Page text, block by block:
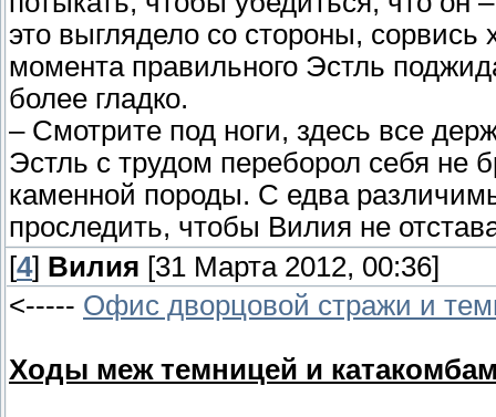
это выглядело со стороны,
момента правильного Эстль
более гладко.
– Смотрите под ноги, здесь все
Эстль с трудом переборол себя не
каменной породы. С едва
проследить, чтобы Вилия не
[4] Вилия [31 Марта 2012, 00:36]
<----- Офис дворцовой стражи и
Ходы меж темницей и